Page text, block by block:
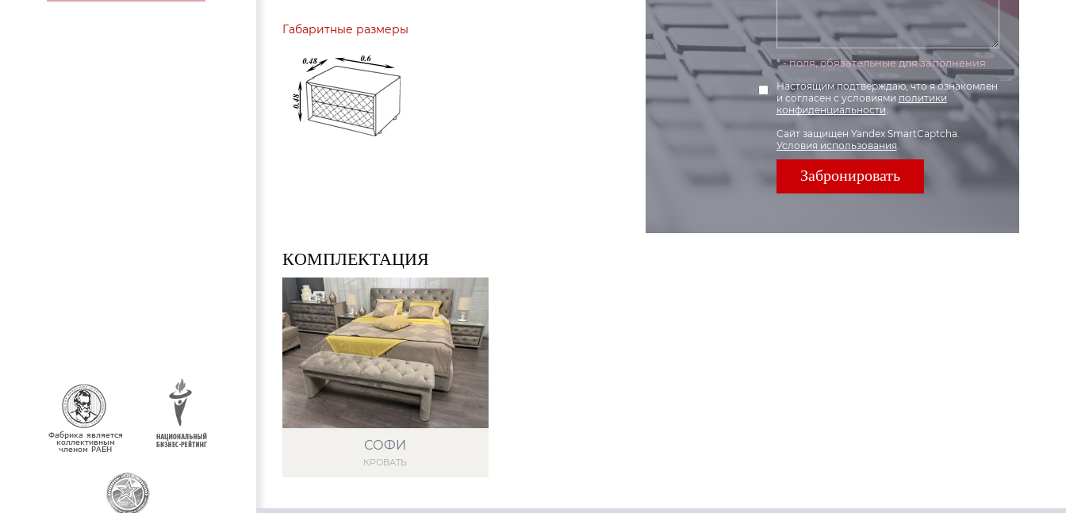
Габаритные размеры
* - поля, обязательные для заполнения
Настоящим подтверждаю, что я ознакомлен
и согласен с условиями политики
конфиденциальности.
Сайт защищен Yandex SmartCaptcha.
Условия использования.
КOМПЛЕКТАЦИЯ
СОФИ
КРОВАТЬ